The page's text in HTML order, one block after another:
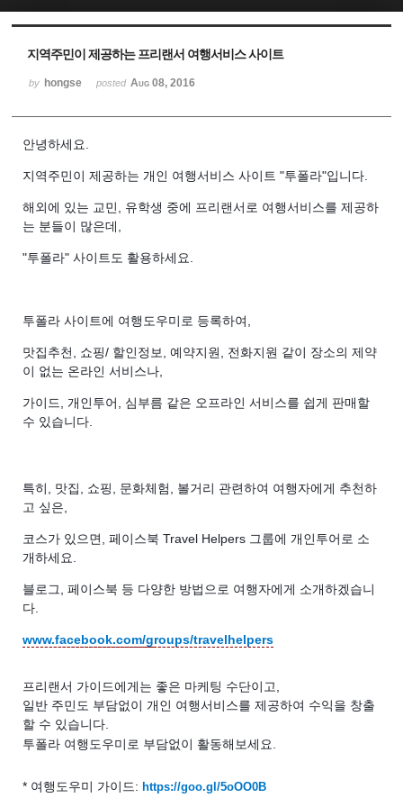
지역주민이 제공하는 프리랜서 여행서비스 사이트
by hongse posted Aug 08, 2016
안녕하세요.
지역주민이 제공하는 개인 여행서비스 사이트 "투폴라"입니다.
해외에 있는 교민, 유학생 중에 프리랜서로 여행서비스를 제공하
는 분들이 많은데,
"투폴라" 사이트도 활용하세요.
투폴라 사이트에 여행도우미로 등록하여,
맛집추천, 쇼핑/ 할인정보, 예약지원, 전화지원 같이 장소의 제약
이 없는 온라인 서비스나,
가이드, 개인투어, 심부름 같은 오프라인 서비스를 쉽게 판매할
수 있습니다.
특히, 맛집, 쇼핑, 문화체험, 볼거리 관련하여 여행자에게 추천하
고 싶은,
코스가 있으면,페이스북 Travel Helpers 그룹에 개인투어로 소
개하세요.
블로그, 페이스북 등 다양한 방법으로 여행자에게 소개하겠습니
다.
www.facebook.com/groups/travelhelpers
프리랜서 가이드에게는 좋은 마케팅 수단이고,
일반 주민도 부담없이 개인 여행서비스를 제공하여 수익을 창출
할 수 있습니다.
투폴라 여행도우미로 부담없이 활동해보세요.
* 여행도우미 가이드:https://goo.gl/5oOO0B
Sketchbook5, 스케치북5